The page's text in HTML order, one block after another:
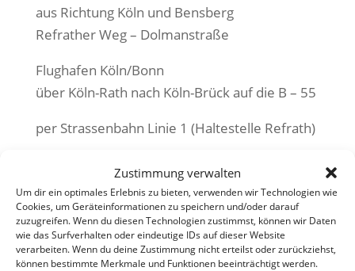
Zustimmung verwalten
Um dir ein optimales Erlebnis zu bieten, verwenden wir Technologien wie
Cookies, um Geräteinformationen zu speichern und/oder darauf
zuzugreifen. Wenn du diesen Technologien zustimmst, können wir Daten
wie das Surfverhalten oder eindeutige IDs auf dieser Website
verarbeiten. Wenn du deine Zustimmung nicht erteilst oder zurückziehst,
können bestimmte Merkmale und Funktionen beeinträchtigt werden.
aus Richtung Köln und Bensberg
Refrather Weg – Dolmanstraße
Flughafen Köln/Bonn
über Köln-Rath nach Köln-Brück auf die B – 55
per Strassenbahn Linie 1 (Haltestelle Refrath)
per Bus Linie 451 aus Richtung Bergisch
Gladbach
Linie 310 aus Richtung Gummersbach
Linie 421 aus Richtung Lindlar
Linie 420 aus Richtung Overath